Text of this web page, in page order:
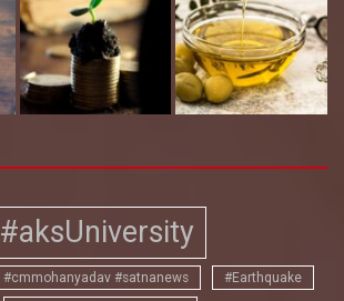
#aksUniversity
#cmmohanyadav #satnanews #Earthquake